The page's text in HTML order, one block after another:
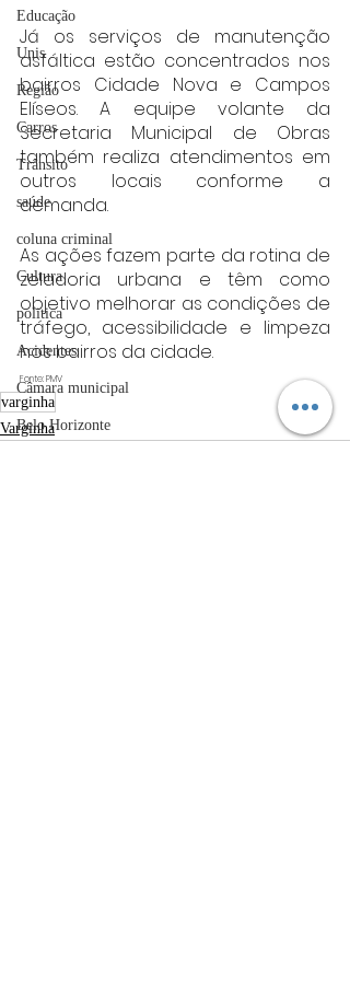
Educação
Unis
Região
Carros
Trânsito
saúde
coluna criminal
Cultura
politica
Acidentes
Câmara municipal
Belo Horizonte
Já os serviços de manutenção
asfáltica estão concentrados nos
bairros Cidade Nova e Campos
Elíseos. A equipe volante da
Secretaria Municipal de Obras
também realiza atendimentos em
outros locais conforme a
demanda.
As ações fazem parte da rotina de
zeladoria urbana e têm como
objetivo melhorar as condições de
tráfego, acessibilidade e limpeza
nos bairros da cidade.
Fonte: PMV
varginha
Varginha